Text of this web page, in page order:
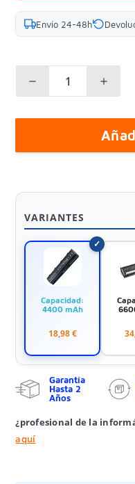
Envío 24-48h
VARIANTES
Capacidad:
4400 mAh
18,98 €
Garantía
Hasta 2
Años
¿profesional de la
aquí